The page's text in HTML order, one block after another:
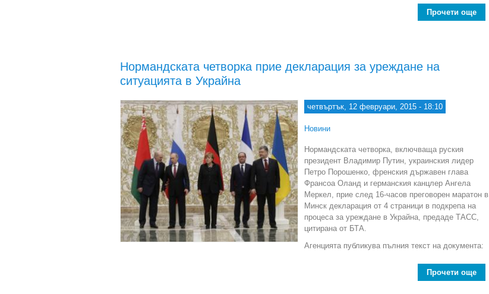
Прочети още
Нормандската четворка прие декларация за уреждане на
ситуацията в Украйна
четвъртък, 12 февруари, 2015 - 18:10
Новини
Нормандската четворка, включваща руския
президент Владимир Путин, украинския лидер
Петро Порошенко, френския държавен глава
Франсоа Оланд и германския канцлер Ангела
Меркел, прие след 16-часов преговорен маратон в
Минск декларация от 4 страници в подкрепа на
процеса за уреждане в Украйна, предаде ТАСС,
цитирана от БТА.
Агенцията публикува пълния текст на документа:
Прочети още